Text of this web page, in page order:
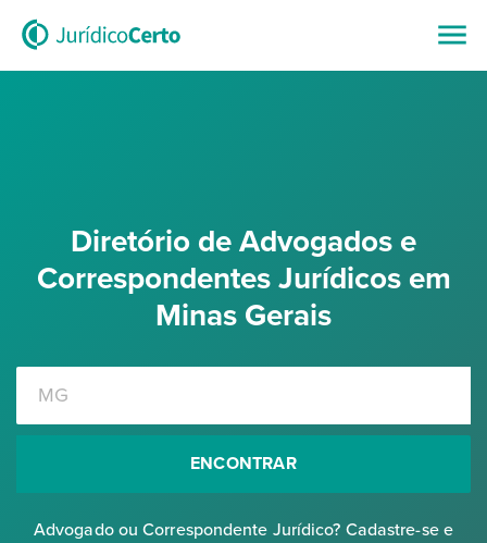
Diretório de Advogados e
Correspondentes Jurídicos em
Minas Gerais
ENCONTRAR
Advogado ou Correspondente Jurídico? Cadastre-se e